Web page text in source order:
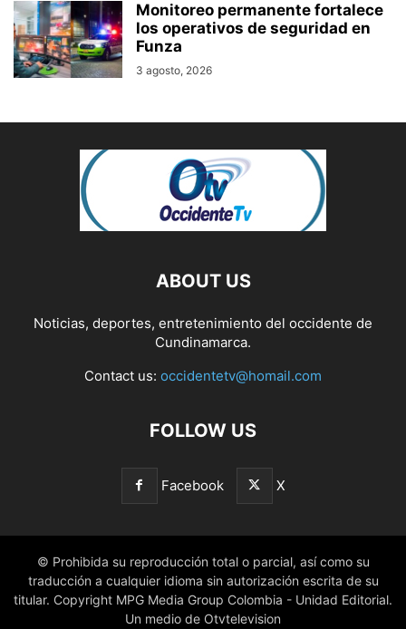
Monitoreo permanente fortalece
los operativos de seguridad en
Funza
3 agosto, 2026
ABOUT US
Noticias, deportes, entretenimiento del occidente de
Cundinamarca.
Contact us: occidentetv@homail.com
FOLLOW US
Facebook X
© Prohibida su reproducción total o parcial, así como su
traducción a cualquier idioma sin autorización escrita de su
titular. Copyright MPG Media Group Colombia - Unidad Editorial.
Un medio de Otvtelevision